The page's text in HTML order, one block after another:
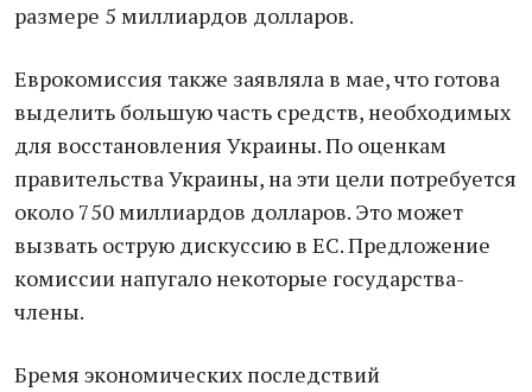
размере 5 миллиардов долларов.
Еврокомиссия также заявляла в мае, что готова
выделить большую часть средств, необходимых
для восстановления Украины. По оценкам
правительства Украины, на эти цели потребуется
около 750 миллиардов долларов. Это может
вызвать острую дискуссию в ЕС. Предложение
комиссии напугало некоторые государства-
члены.
Бремя экономических последствий